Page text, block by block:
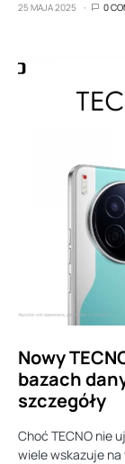
25 MAJA 2025 0
Nowy
bazach
szczegóły
Choć TECNO nie
wiele wskazuje